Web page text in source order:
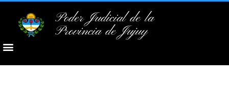
Poder Judicial de la
Provincia de Jujuy